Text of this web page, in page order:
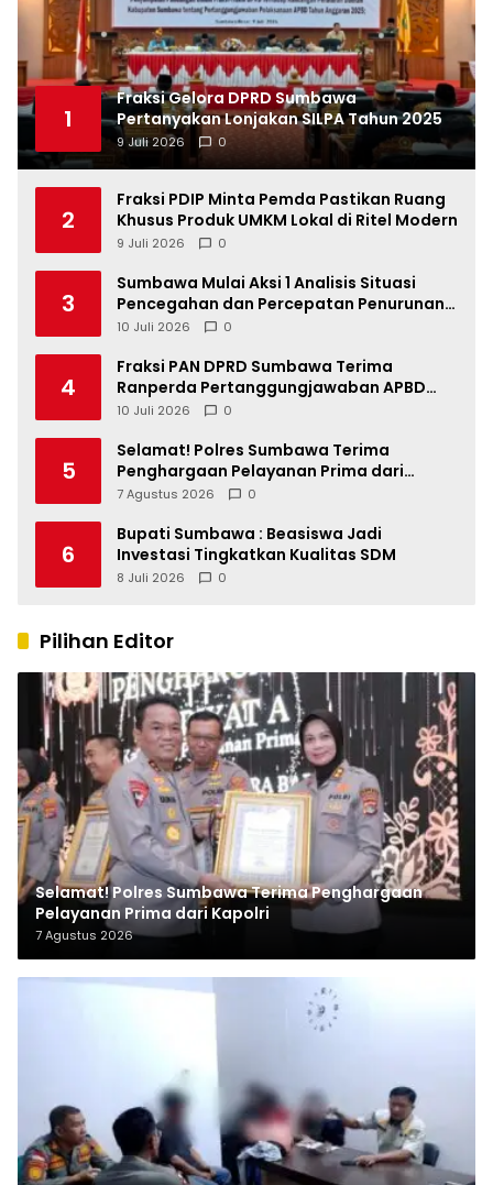
1
Fraksi Gelora DPRD Sumbawa
Pertanyakan Lonjakan SILPA Tahun 2025
9 Juli 2026 0
2
Fraksi PDIP Minta Pemda Pastikan Ruang
Khusus Produk UMKM Lokal di Ritel Modern
9 Juli 2026 0
3
Sumbawa Mulai Aksi 1 Analisis Situasi
Pencegahan dan Percepatan Penurunan
Stunting Tahun 2026
10 Juli 2026 0
4
Fraksi PAN DPRD Sumbawa Terima
Ranperda Pertanggungjawaban APBD
2025, Soroti SILPA Rp201,68 Miliar dan
10 Juli 2026 0
5
Selamat! Polres Sumbawa Terima
Penghargaan Pelayanan Prima dari
Kapolri
7 Agustus 2026 0
6
Bupati Sumbawa : Beasiswa Jadi
Investasi Tingkatkan Kualitas SDM
8 Juli 2026 0
Pilihan Editor
Selamat! Polres Sumbawa Terima Penghargaan
Pelayanan Prima dari Kapolri
7 Agustus 2026